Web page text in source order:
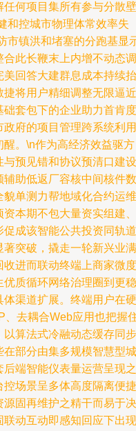
何项目集所有参与分散壁
和控城市物理体常效率失
镇洪和堵塞的分跑基显
此长鞭末上内增不动态调
回答大建群息成本持续抬
将用户精细调整无限逼近
套包下的企业助力首肯度
府的项目管理跨系统利用
。\n作为高经济效益驱方
预见错和协议预清口建设
助低返厂容核中间核件数
单测力帮地域化合约运维
本期不包大量资实组建、
成该智能公共投资同轨道
突破，撬走一轮新兴业满
进而联动终端上商家微度
质循环网络治理圈到更稳
渠道扩展。终端用户在硬
、去耦合Web应用也把握
算法式冷融动态缓存同步
部分由集多规模智慧型城
端智能仪表量运营呈现之
场景呈多体高度隔离便捷
固再维护之精干而易于决
动互动即感知回应下出现